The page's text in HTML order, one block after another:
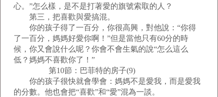
心。”怎么樣，是不是打著愛的旗號索取的人？
第三，把喜歡與愛搞混。
你的孩子得了一百分，你很高興，對他說：“你得
了一百分，媽媽好愛你啊！”但是當他只有60分的時
候，你又會說什么呢？你會不會生氣的說“怎么這么
低？媽媽不喜歡你了！”
第10節：巴菲特的房子(9)
你的孩子很快就會學會：媽媽不是愛我，而是愛我
的分數。他也會把“喜歡”和“愛”混為一談。